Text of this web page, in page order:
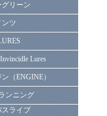
グリーン
ンツ
Lures
ン（ENGINE）
ンニング
スライブ